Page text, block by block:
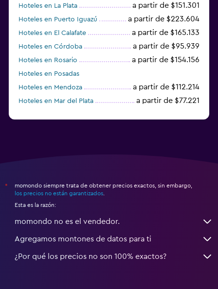
Hoteles en La Plata a partir de $151.301
Hoteles en Puerto Iguazú a partir de $223.604
Hoteles en El Calafate a partir de $165.133
Hoteles en Córdoba a partir de $95.939
Hoteles en Rosario a partir de $154.156
Hoteles en Posadas
Hoteles en Mendoza
a partir de $112.214
Hoteles en Mar del Plata a partir de $77.221
*
momondo siempre trata de obtener precios exactos, sin embargo,
los precios no están garantizados
Esta es la razón:
momondo no es el vendedor.
Agregamos montones de datos para ti
¿Por qué los precios no son 100% exactos?